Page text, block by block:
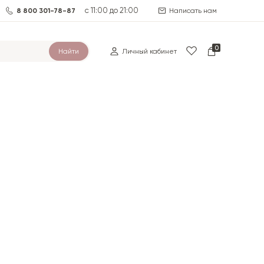
8 800 301-78-87 с 11:00 до 21:00 Написать нам
Найти Личный кабинет 0